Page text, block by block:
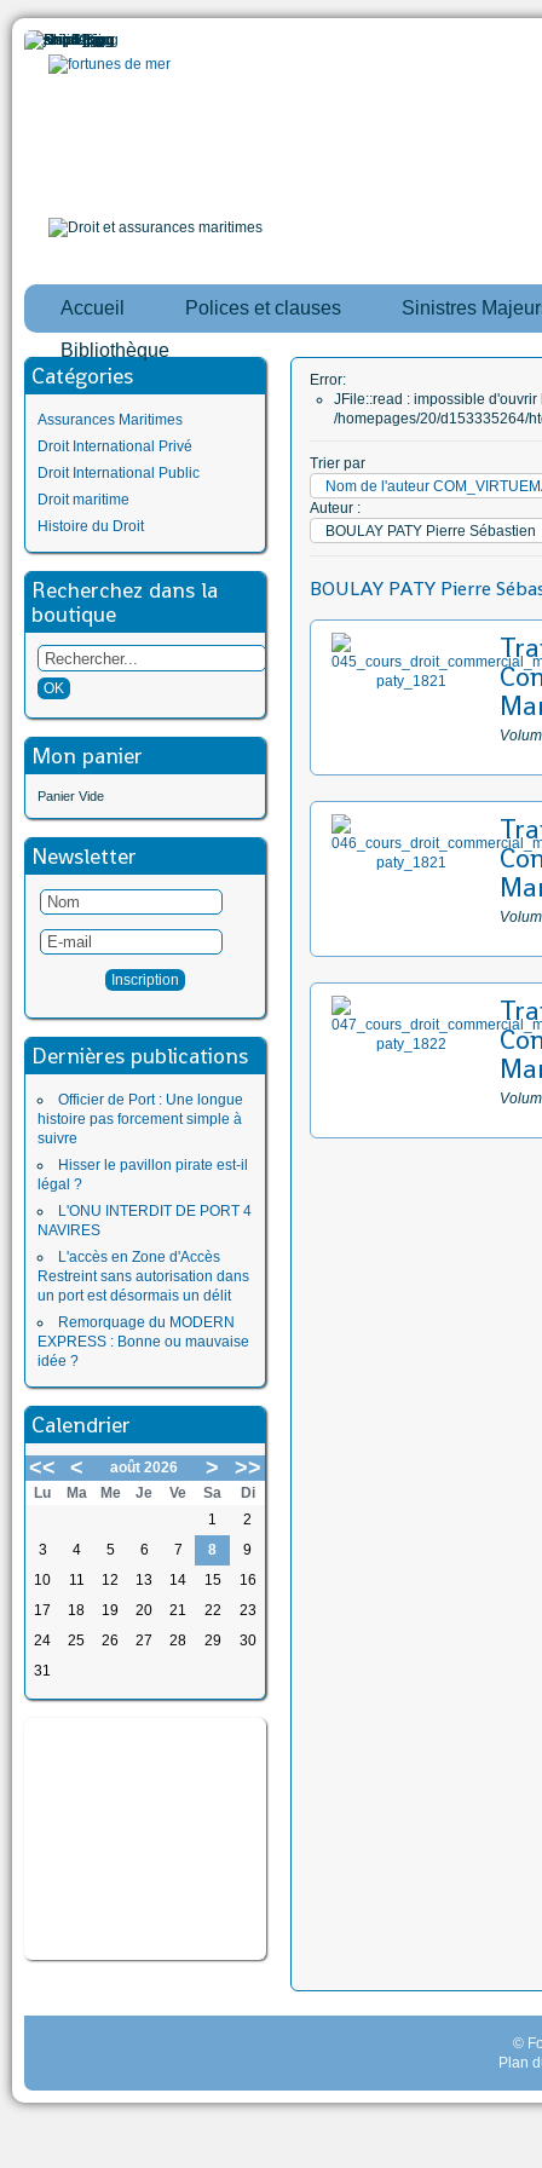
Accueil Polices et clauses Sinistres
Bibliothèque
Catégories
Assurances Maritimes
Droit International Privé
Droit International Public
Droit maritime
Histoire du Droit
Recherchez dans la
boutique
Mon panier
Panier Vide
Newsletter
Dernières publications
Officier de Port : Une longue
histoire pas forcement simple à
suivre
Hisser le pavillon pirate est-il
légal ?
L'ONU INTERDIT DE PORT 4
NAVIRES
L'accès en Zone d'Accès
Restreint sans autorisation dans
un port est désormais un délit
Remorquage du MODERN
EXPRESS : Bonne ou mauvaise
idée ?
Calendrier
<< < août 2026 > >>
Lu Ma Me Je Ve Sa
Di
1
2
3
4 5 6 7 8
9
10
11 12 13 14 15
16
17
18 19 20 21 22
23
24
25 26 27 28 29
30
31
Error:
JFile::read : impossible d'ouvrir
/homepages/20/d153335264/
Trier par
Nom de l'auteur
Auteur :
BOULAY PATY Pierre Sébastien
BOULAY PATY Pierre
©
Plan